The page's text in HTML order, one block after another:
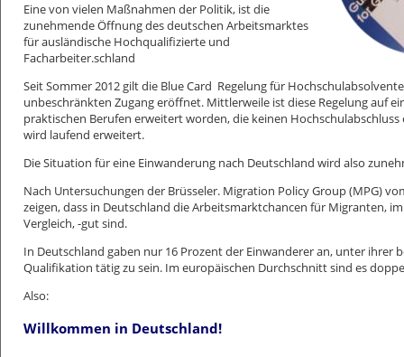
Eine von vielen Maßnahmen der Politik, ist die
zunehmende Öffnung des deutschen Arbeitsmarktes
für ausländische Hochqualifizierte und
Facharbeiter.schland
Seit Sommer 2012 gilt die Blue Card Regelung für
unbeschränkten Zugang eröffnet. Mittlerweile ist diese Regelung auf
praktischen Berufen erweitert worden, die keinen Hochschulabschluss
wird laufend erweitert.
Die Situation für eine Einwanderung nach Deutschland wird also
Nach Untersuchungen der Brüsseler. Migration Policy Group (MPG)
zeigen, dass in Deutschland die Arbeitsmarktchancen für Migranten,
Vergleich, -gut sind.
In Deutschland gaben nur 16 Prozent der Einwanderer an, unter ihrer
Qualifikation tätig zu sein. Im europäischen Durchschnitt sind es
Also:
Willkommen in Deutschland!